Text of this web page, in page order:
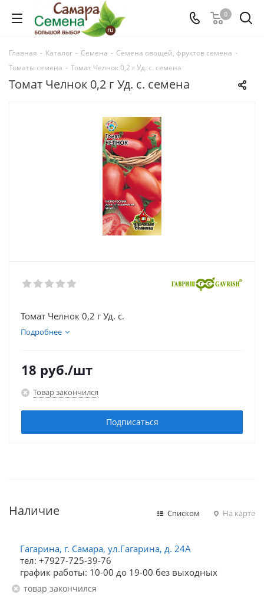
0
Главная - Каталог - Семена - Семена овощей, фруктов семена -
Томаты семена - Томат Челнок 0,2 г Уд. с. семена
Томат Челнок 0,2 г Уд. с. семена
Томат Челнок 0,2 г Уд. с.
Подробнее
18 руб./шт
Товар закончился
Подписаться
Наличие Списком На карте
Гагарина, г. Самара, ул.Гагарина, д. 24А
тел: +7927-725-39-76
график работы: 10-00 до 19-00 без выходных
Товар закончился